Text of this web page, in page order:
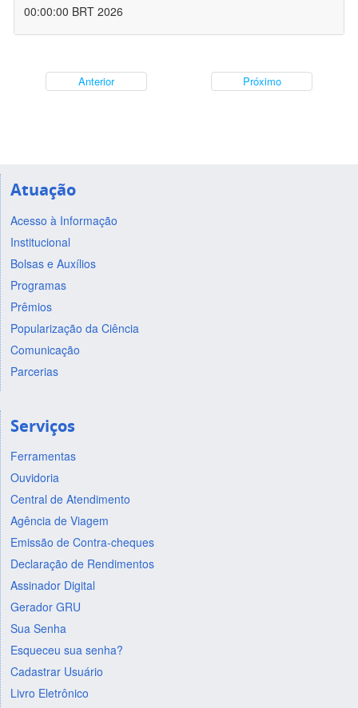
00:00:00 BRT 2026
Anterior Próximo
Atuação
Acesso à Informação
Institucional
Bolsas e Auxílios
Programas
Prêmios
Popularização da Ciência
Comunicação
Parcerias
Serviços
Ferramentas
Ouvidoria
Central de Atendimento
Agência de Viagem
Emissão de Contra-cheques
Declaração de Rendimentos
Assinador Digital
Gerador GRU
Sua Senha
Esqueceu sua senha?
Cadastrar Usuário
Livro Eletrônico